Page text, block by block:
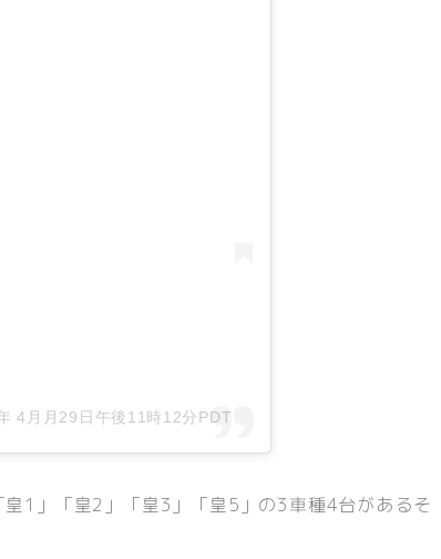
4月月29日午後11時12分PDT
1」「皇2」「皇3」「皇5」の3車種4台があるそ